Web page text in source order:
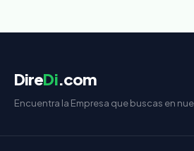
DireDi.com
Encuentra la Empresa que buscas en